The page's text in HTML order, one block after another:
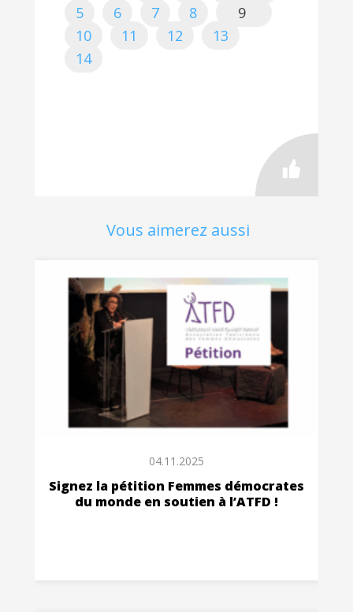
5
6 7 8
9
10
11 12
13
14
Vous aimerez aussi
04.11.2025
Signez la pétition Femmes démocrates
du monde en soutien à l’ATFD !